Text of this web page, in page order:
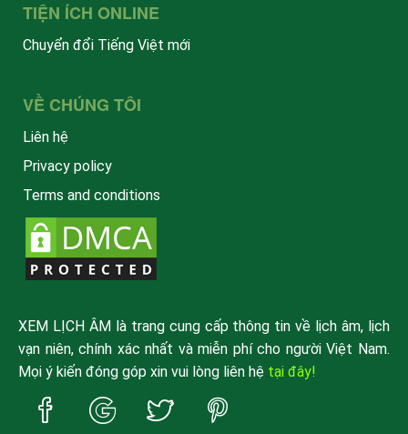
TIỆN ÍCH ONLINE
Chuyển đổi Tiếng Việt mới
VỀ CHÚNG TÔI
Liên hệ
Privacy policy
Terms and conditions
XEM LỊCH ÂM là trang cung cấp thông tin về lịch âm, lịch
vạn niên, chính xác nhất và miễn phí cho người Việt Nam.
Mọi ý kiến đóng góp xin vui lòng liên hệ tại đây!
Trang
Facebook
Trang
Google
Trang
Twitter
Trang
Pinterest